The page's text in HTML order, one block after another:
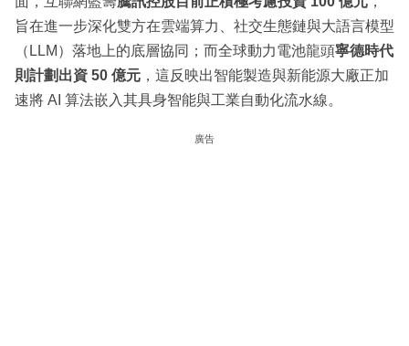
旨在進一步深化雙方在雲端算力、社交生態鏈與大語言模型
（LLM）落地上的底層協同；而全球動力電池龍頭寧德時代
則計劃出資 50 億元 ，這反映出智能製造與新能源大廠正加
速將 AI 算法嵌入其具身智能與工業自動化流水線。
廣告